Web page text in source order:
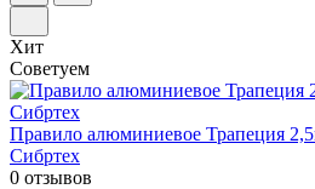
Хит
Советуем
Правило алюминиевое Трапеция
Сибртех
0 отзывов